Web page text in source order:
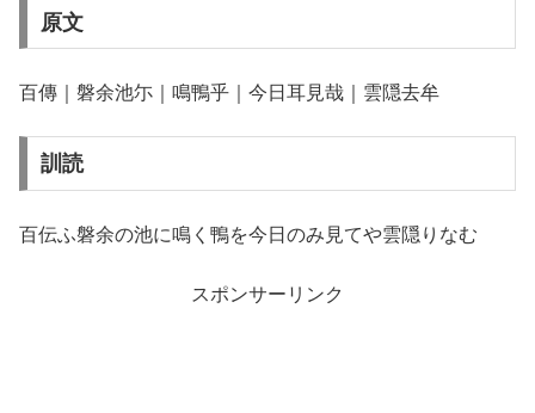
原文
百傳｜磐余池尓｜鳴鴨乎｜今日耳見哉｜雲隠去牟
訓読
百伝ふ磐余の池に鳴く鴨を今日のみ見てや雲隠りなむ
スポンサーリンク